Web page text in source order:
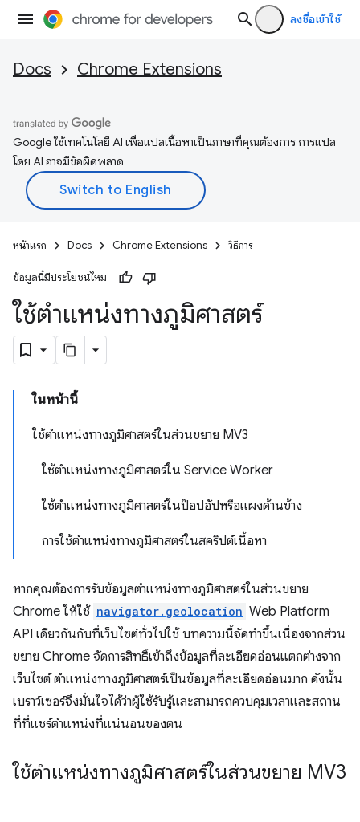
ลงชื่อเข้าใช้
Docs Chrome Extensions
Google ใช้เทคโนโลยี AI เพื่อแปลเนื้อหาเป็นภาษาที่คุณต้องการ การแปล
โดย AI อาจมีข้อผิดพลาด
หน้าแรก Docs Chrome Extensions วิธีการ
ข้อมูลนี้มีประโยชน์ไหม
ใช้ตำแหน่งทางภูมิศาสตร์
ในหน้านี้
ใช้ตำแหน่งทางภูมิศาสตร์ในส่วนขยาย MV3
ใช้ตำแหน่งทางภูมิศาสตร์ใน Service Worker
ใช้ตำแหน่งทางภูมิศาสตร์ในป๊อปอัปหรือแผงด้านข้าง
การใช้ตำแหน่งทางภูมิศาสตร์ในสคริปต์เนื้อหา
หากคุณต้องการรับข้อมูลตำแหน่งทางภูมิศาสตร์ในส่วนขยาย
Chrome ให้ใช้ navigator.geolocation Web Platform
API เดียวกันกับที่เว็บไซต์ทั่วไปใช้ บทความนี้จัดทำขึ้นเนื่องจากส่วน
ขยาย Chrome จัดการสิทธิ์เข้าถึงข้อมูลที่ละเอียดอ่อนแตกต่างจาก
เว็บไซต์ ตำแหน่งทางภูมิศาสตร์เป็นข้อมูลที่ละเอียดอ่อนมาก ดังนั้น
เบราว์เซอร์จึงมั่นใจได้ว่าผู้ใช้รับรู้และสามารถควบคุมเวลาและสถาน
ที่ที่แชร์ตำแหน่งที่แน่นอนของตน
ใช้ตำแหน่งทางภูมิศาสตร์ในส่วนขยาย MV3